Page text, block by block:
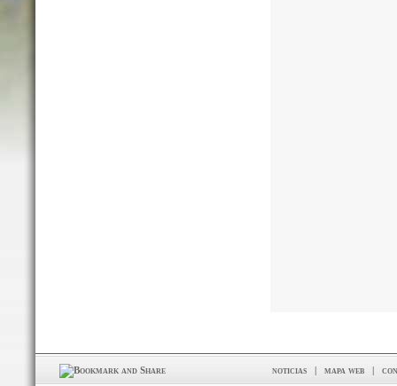
noticias | mapa web |